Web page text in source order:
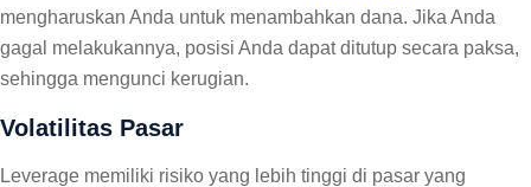
mengharuskan Anda untuk menambahkan dana. Jika Anda
gagal melakukannya, posisi Anda dapat ditutup secara paksa,
sehingga mengunci kerugian.
Volatilitas Pasar
Leverage memiliki risiko yang lebih tinggi di pasar yang